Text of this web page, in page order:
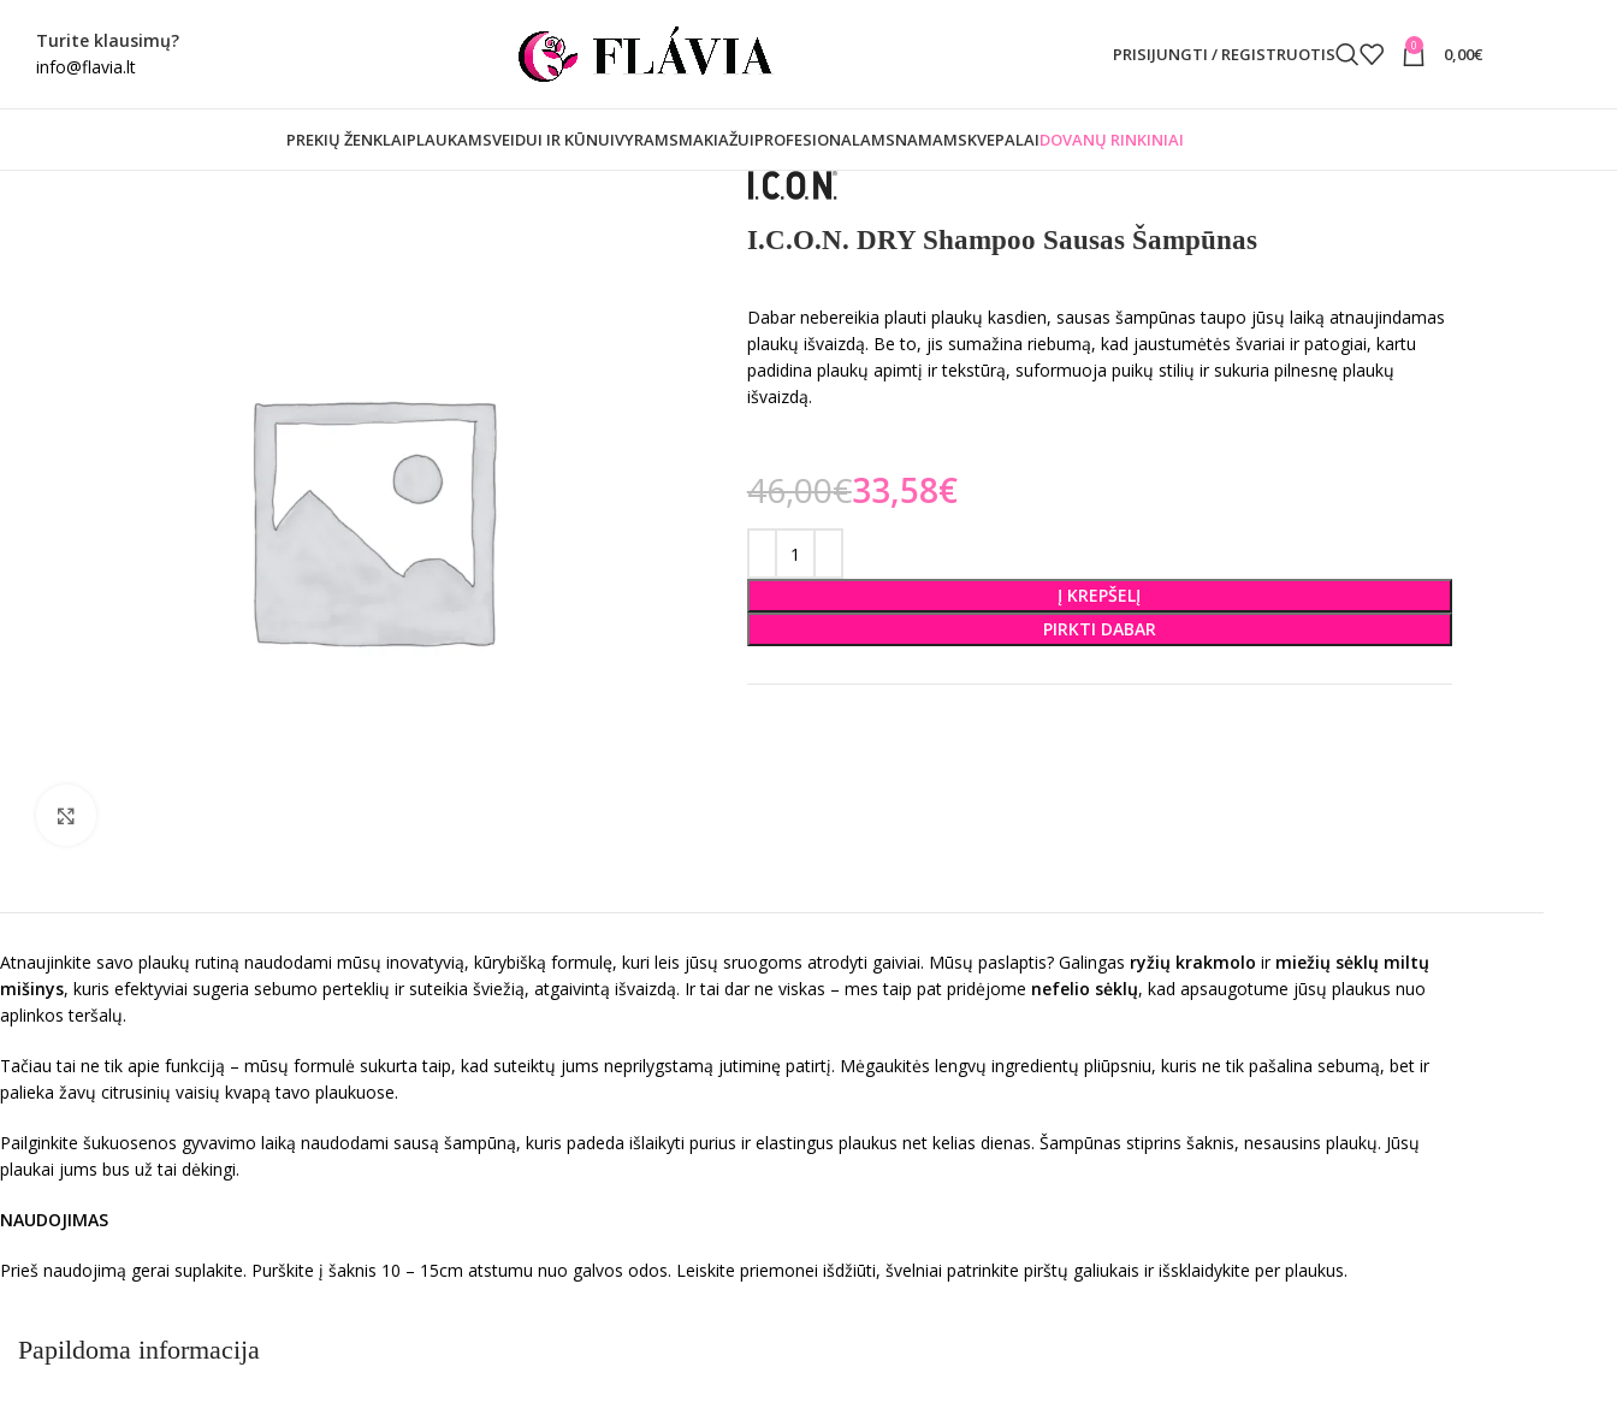
Turite klausimų?
info@flavia.lt
PRISIJUNGTI / REGISTRUOTIS 0 0,00€
PREKIŲ ŽENKLAIPLAUKAMSVEIDUI IR KŪNUIVYRAMSMAKIAŽUIPROFESIONALAMSNAMAMSKVEPALAIDOVANŲ RINKINIAI
I.C.O.N. DRY Shampoo Sausas Šampūnas
Dabar nebereikia plauti plaukų kasdien, sausas šampūnas taupo jūsų laiką atnaujindamas
plaukų išvaizdą. Be to, jis sumažina riebumą, kad jaustumėtės švariai ir patogiai, kartu
padidina plaukų apimtį ir tekstūrą, suformuoja puikų stilių ir sukuria pilnesnę plaukų
išvaizdą.
46,00€33,58€
Į KREPŠELĮ
PIRKTI DABAR
Atnaujinkite savo plaukų rutiną naudodami mūsų inovatyvią, kūrybišką formulę, kuri leis jūsų sruogoms atrodyti gaiviai. Mūsų paslaptis? Galingas ryžių krakmolo ir miežių sėklų miltų
mišinys, kuris efektyviai sugeria sebumo perteklių ir suteikia šviežią, atgaivintą išvaizdą. Ir tai dar ne viskas – mes taip pat pridėjome nefelio sėklų, kad apsaugotume jūsų plaukus nuo
aplinkos teršalų.
Tačiau tai ne tik apie funkciją – mūsų formulė sukurta taip, kad suteiktų jums neprilygstamą jutiminę patirtį. Mėgaukitės lengvų ingredientų pliūpsniu, kuris ne tik pašalina sebumą, bet ir
palieka žavų citrusinių vaisių kvapą tavo plaukuose.
Pailginkite šukuosenos gyvavimo laiką naudodami sausą šampūną, kuris padeda išlaikyti purius ir elastingus plaukus net kelias dienas. Šampūnas stiprins šaknis, nesausins plaukų. Jūsų
plaukai jums bus už tai dėkingi.
NAUDOJIMAS
Prieš naudojimą gerai suplakite. Purškite į šaknis 10 – 15cm atstumu nuo galvos odos. Leiskite priemonei išdžiūti, švelniai patrinkite pirštų galiukais ir išsklaidykite per plaukus.
Papildoma informacija